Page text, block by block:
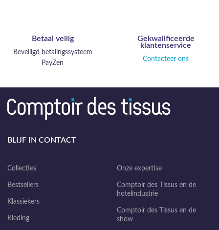
Betaal veilig
Beveiligd betalingssysteem
PayZen
Gekwalificeerde
klantenservice
Contacteer ons
BLIJF IN CONTACT
Collecties
Bestsellers
Klassiekers
Kleding
Onze expertise
Comptoir des Tissus en de
hotelindustrie
Comptoir des Tissus en de
show